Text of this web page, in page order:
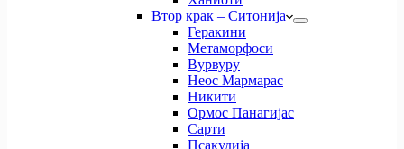
Втор крак – Ситонија
Геракини
Метаморфоси
Вурвуру
Неос Мармарас
Никити
Ормос Панагијас
Сарти
Псакудија